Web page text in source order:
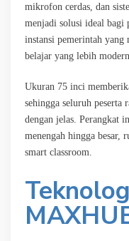
mikrofon cerdas, dan
menjadi solusi ideal bagi
instansi pemerintah yang
belajar yang lebih modern.
Ukuran 75 inci
sehingga seluruh peserta
dengan jelas. Perangkat
menengah hingga besar,
smart classroom.